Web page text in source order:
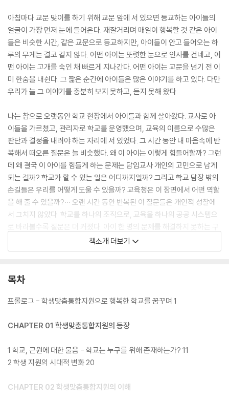
아침마다 교문 맞이를 하기 위해 교문 앞에 서 있으면 등교하는 아이들의
얼굴이 가장 먼저 눈에 들어온다. 재잘거리며 매일이 행복할 것 같은 아이
들은 비슷한 시간, 같은 교문으로 등교하지만, 아이들이 안고 들어오는 하
루의 무게는 결코 같지 않다. 어떤 아이는 또렷한 눈으로 인사를 건네고, 어
떤 아이는 고개를 숙인 채 빠르게 지나간다. 어떤 아이는 교문을 넘기 전 이
미 한숨을 내쉰다. 그 짧은 순간에 아이들은 많은 이야기를 하고 있다. 다만
우리가 늘 그 이야기를 충분히 보지 못하고, 듣지 못해 왔다.
나는 참으로 오랫동안 학교 현장에서 아이들과 함께 살아왔다. 교사로 아
이들을 가르쳤고, 관리자로 학교를 운영했으며, 교육의 이름으로 수많은
판단과 결정을 내려야 하는 자리에 서 있었다. 그 시간 동안 내 마음속에 반
복해서 떠오른 질문은 늘 비슷했다. 왜 이 아이는 이렇게 힘들어할까? 그런
데 왜 결국 이 아이를 힘들게 하는 문제는 담임교사 개인의 고민으로 남게
되는 걸까? 학교가 할 수 있는 일은 어디까지일까? 그리고 학교 담장 밖의
손길들은 우리를 어떻게 도울 수 있을까? 교육청은 이 장면에서 어떤 역할
을 해 줄 수 있을까?··· 오랜 시간 동안 반복된 이 질문들은 개인적 성찰에
서 그치지 않았다. 학교를 하나의 조직으로, 교육을 하나의 공공 시스템으
로 바라볼수록 질문은 더 커졌다. 아이 한 명의 문제를 해결하지 못하는 구
조 속에서, 우리는 과연 무엇을 성과라고 말할 수 있을까? 제도와 사업은
늘어나는데, 왜 현장의 교사들은 점점 더 외로워지는 걸까? 이 질문은 결
그보다는 현장에서 반복해서 마주한 장면들의 누적에 가까웠다. 교실 한쪽
이, 쉬는 시간마다 혼자 운동장을 서성이던 아이, 그리고 그 아이를 어떻게
그 장면들에서 출발한 현장의 이야기다.
복하는 아이, 학습을 포기한 아이, 늘 지각하거나 결석이 잦은 아이. 그리고
책소개 더보기
목차
프롤로그 - 학생맞춤통합지원으로 행복한 학교를 꿈꾸며 1
CHAPTER 01 학생맞춤통합지원의 등장
1 학교, 근원에 대한 물음 - 학교는 누구를 위해 존재하는가? 11
2 학생 지원의 시대적 변화 20
CHAPTER 02 학생맞춤통합지원의 이해